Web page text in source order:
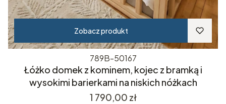
Zobacz produkt
789B-50167
Łóżko domek z kominem, kojec z bramką i
wysokimi barierkami na niskich nóżkach
Cena
1 790,00 zł